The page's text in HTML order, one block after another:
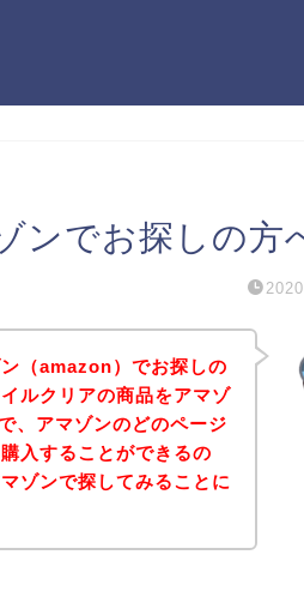
ンでお探しの方
（amazon）でお探しの
ルクリアの商品をアマゾ
、アマゾンのどのページ
入することができるの
ゾンで探してみることに